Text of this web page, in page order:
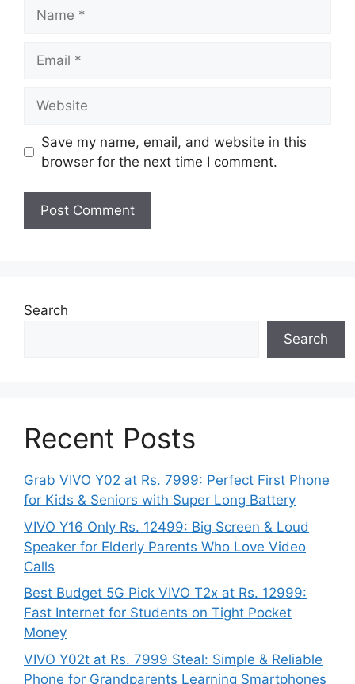
Save my name, email, and website in this
browser for the next time I comment.
Search
Search
Recent Posts
Grab VIVO Y02 at Rs. 7999: Perfect First Phone
for Kids & Seniors with Super Long Battery
VIVO Y16 Only Rs. 12499: Big Screen & Loud
Speaker for Elderly Parents Who Love Video
Calls
Best Budget 5G Pick VIVO T2x at Rs. 12999:
Fast Internet for Students on Tight Pocket
Money
VIVO Y02t at Rs. 7999 Steal: Simple & Reliable
Phone for Grandparents Learning Smartphones